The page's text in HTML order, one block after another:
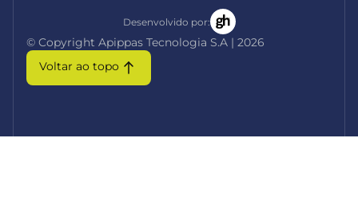
Desenvolvido por:
© Copyright Apippas Tecnologia S.A | 2026
Voltar ao topo